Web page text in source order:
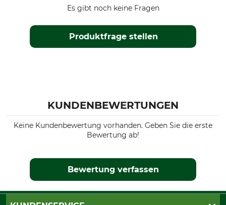
Produktfrage stellen
Es gibt noch keine Fragen
KUNDENBEWERTUNGEN
Keine Kundenbewertung vorhanden. Geben Sie die erste
Bewertung ab!
Bewertung verfassen